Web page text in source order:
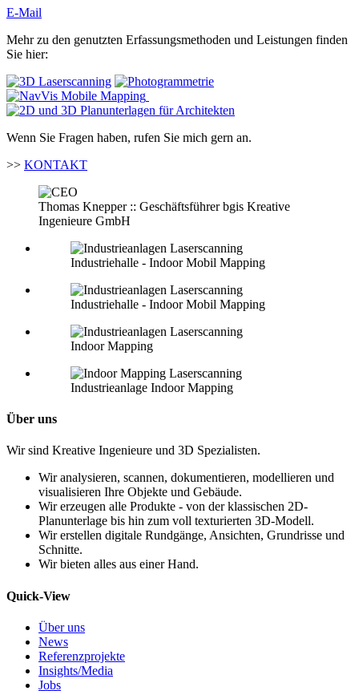
E-Mail
Mehr zu den genutzten Erfassungsmethoden und Leistungen finden
Sie hier:
Wenn Sie Fragen haben, rufen Sie mich gern an.
>> KONTAKT
Thomas Knepper :: Geschäftsführer bgis Kreative
Ingenieure GmbH
Industriehalle - Indoor Mobil Mapping
Industriehalle - Indoor Mobil Mapping
Indoor Mapping
Industrieanlage Indoor Mapping
Über uns
Wir sind Kreative Ingenieure und 3D Spezialisten.
Wir analysieren, scannen, dokumentieren, modellieren und
visualisieren Ihre Objekte und Gebäude.
Wir erzeugen alle Produkte - von der klassischen 2D-
Planunterlage bis hin zum voll texturierten 3D-Modell.
Wir erstellen digitale Rundgänge, Ansichten, Grundrisse und
Schnitte.
Wir bieten alles aus einer Hand.
Quick-View
Über uns
News
Referenzprojekte
Insights/Media
Jobs